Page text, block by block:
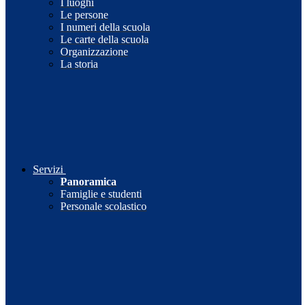
I luoghi
Le persone
I numeri della scuola
Le carte della scuola
Organizzazione
La storia
Servizi
Panoramica
Famiglie e studenti
Personale scolastico